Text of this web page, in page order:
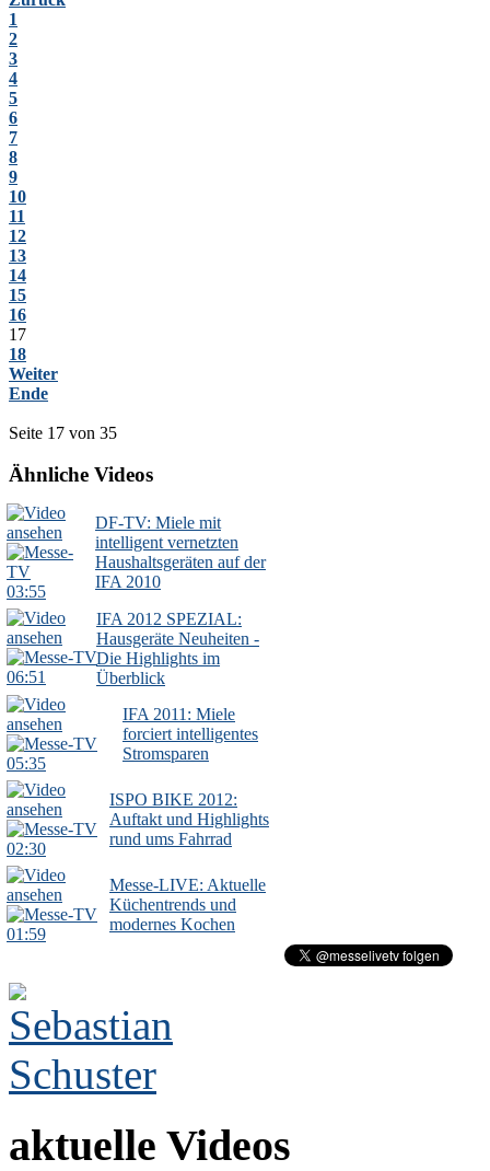
1
2
3
4
5
6
7
8
9
10
11
12
13
14
15
16
17
18
Weiter
Ende
Seite 17 von 35
Ähnliche Videos
03:55
DF-TV: Miele mit
intelligent vernetzten
Haushaltsgeräten auf der
IFA 2010
06:51
IFA 2012 SPEZIAL:
Hausgeräte Neuheiten -
Die Highlights im
Überblick
05:35
IFA 2011: Miele
forciert intelligentes
Stromsparen
02:30
ISPO BIKE 2012:
Auftakt und Highlights
rund ums Fahrrad
01:59
Messe-LIVE: Aktuelle
Küchentrends und
modernes Kochen
aktuelle Videos